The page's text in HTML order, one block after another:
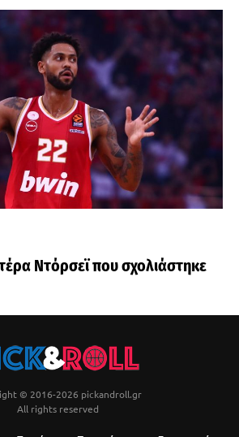
Ντόρσεϊ που σχολιάστηκε
© 2016-2026 pickandroll.gr
All rights reserved